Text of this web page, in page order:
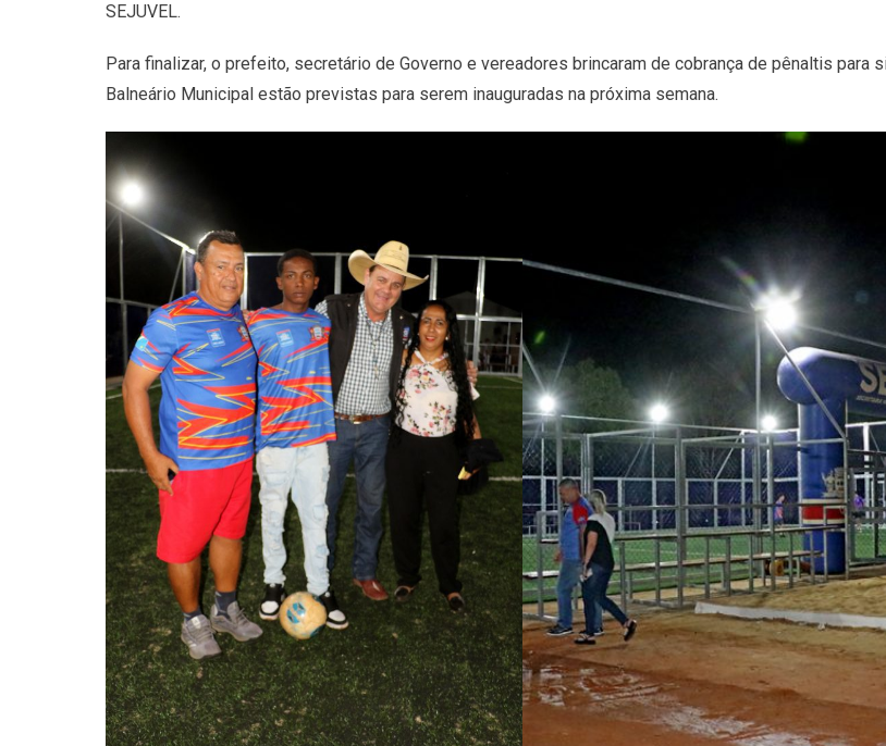
SEJUVEL.
Para finalizar, o prefeito, secretário de Governo e vereadores brincaram de cobrança de pênaltis para
Balneário Municipal estão previstas para serem inauguradas na próxima semana.